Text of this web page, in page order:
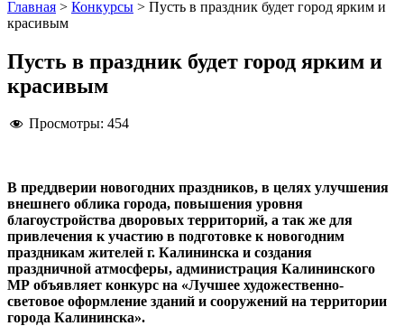
Главная > Конкурсы > Пусть в праздник будет город ярким и
красивым
Пусть в праздник будет город ярким и
красивым
Просмотры: 454
В преддверии новогодних праздников, в целях улучшения
внешнего облика города, повышения уровня
благоустройства дворовых территорий, а так же для
привлечения к участию в подготовке к новогодним
праздникам жителей г. Калининска и создания
праздничной атмосферы, администрация Калининского
МР объявляет конкурс на «Лучшее художественно-
световое оформление зданий и сооружений на территории
города Калининска».